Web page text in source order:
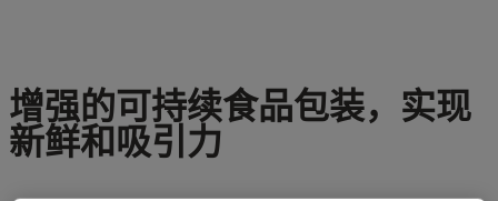
增强的可持续食品包装，实现
新鲜和吸引力